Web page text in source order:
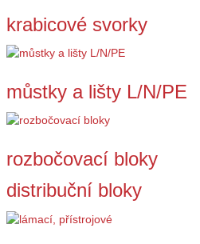
krabicové svorky
můstky a lišty L/N/PE
rozbočovací bloky
distribuční bloky